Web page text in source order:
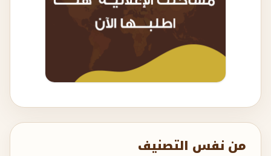
من نفس التصنيف